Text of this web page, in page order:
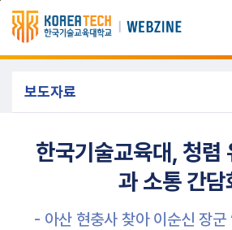
주메뉴 바로가기
본문 바로가기
보도자료
한국기술교육대, 청렴
과 소통 간담
- 아산 현충사 찾아 이순신 장군